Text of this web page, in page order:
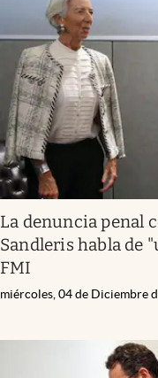
La denuncia penal
Sandleris habla de
FMI
miércoles, 04 de Diciembre